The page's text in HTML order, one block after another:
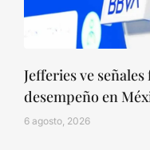
Jefferies ve
desempeño en
6 agosto, 2026